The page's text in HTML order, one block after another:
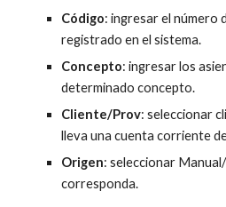
Código: ingresar el número
registrado en el sistema.
Concepto: ingresar los
determinado concepto.
Cliente/Prov: seleccionar
lleva una cuenta corriente
Origen: seleccionar
corresponda.